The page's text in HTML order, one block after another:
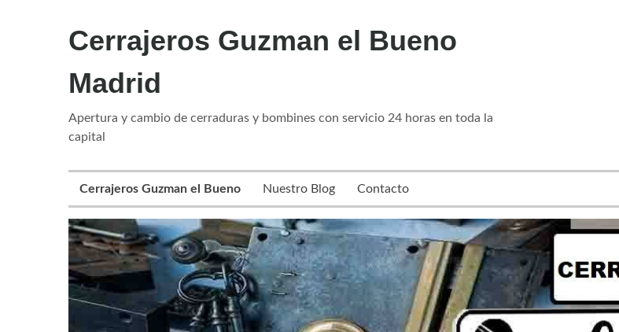
Cerrajeros Guzman el Bueno
Madrid
Apertura y cambio de cerraduras y bombines con servicio 24 horas en toda la
capital
Cerrajeros Guzman el Bueno Nuestro Blog Contacto